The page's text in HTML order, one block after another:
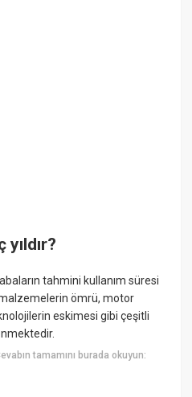
tahmini kullanım süresi
ömrü, motor
eskimesi gibi çeşitli
tamamını burada okuyun: